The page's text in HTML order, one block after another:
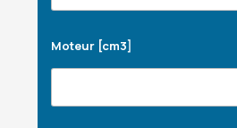
Moteur [cm3]